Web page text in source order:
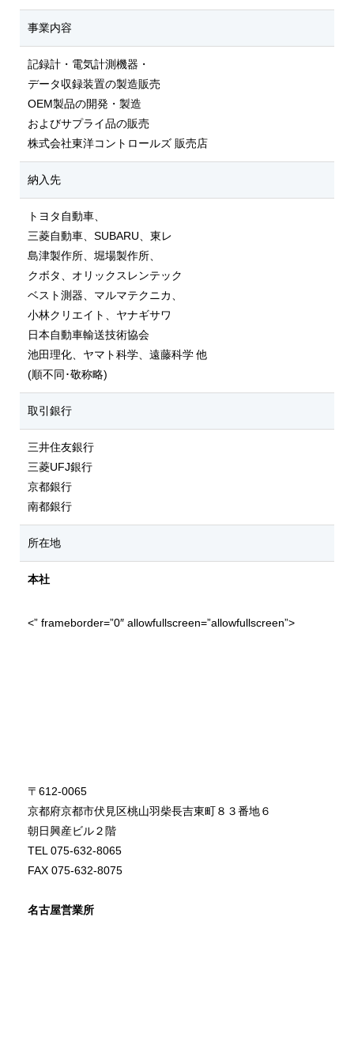
事業内容
記録計・電気計測機器・
データ収録装置の製造販売
OEM製品の開発・製造
およびサプライ品の販売
株式会社東洋コントロールズ 販売店
納入先
トヨタ自動車、
三菱自動車、SUBARU、東レ
島津製作所、堀場製作所、
クボタ、オリックスレンテック
ベスト測器、マルマテクニカ、
小林クリエイト、ヤナギサワ
日本自動車輸送技術協会
池田理化、ヤマト科学、遠藤科学 他
(順不同･敬称略)
取引銀行
三井住友銀行
三菱UFJ銀行
京都銀行
南都銀行
所在地
本社
<” frameborder=”0″ allowfullscreen=”allowfullscreen”>
〒612-0065
京都府京都市伏見区桃山羽柴長吉東町８３番地６
朝日興産ビル２階
TEL 075-632-8065
FAX 075-632-8075
名古屋営業所